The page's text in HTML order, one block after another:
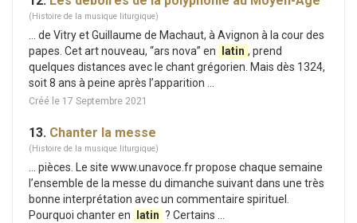
(Histoire de la musique liturgique)
... de Vitry et Guillaume de Machaut, à Avignon à la cour des
papes. Cet art nouveau, “ars nova” en
latin , prend
quelques distances avec le chant grégorien. Mais dès 1324,
soit 8 ans à peine après l’apparition ...
Créé le 17 Septembre 2021
13. Chanter la messe
(Histoire de la musique liturgique)
... pièces. Le site www.unavoce.fr propose chaque semaine
l’ensemble de la messe du dimanche suivant dans une très
bonne interprétation avec un commentaire spirituel.
Pourquoi chanter en
latin ? Certains ...